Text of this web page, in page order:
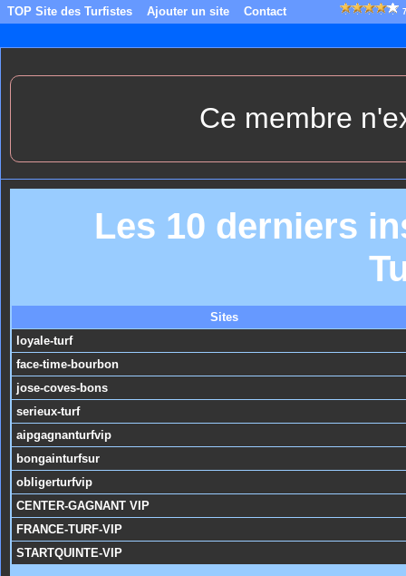
TOP Site des Turfistes Ajouter un site Contact
Ce membre
Les 10 derniers
Sites
loyale-turf
face-time-bourbon
jose-coves-bons
serieux-turf
aipgagnanturfvip
bongainturfsur
obligerturfvip
CENTER-GAGNANT VIP
FRANCE-TURF-VIP
STARTQUINTE-VIP